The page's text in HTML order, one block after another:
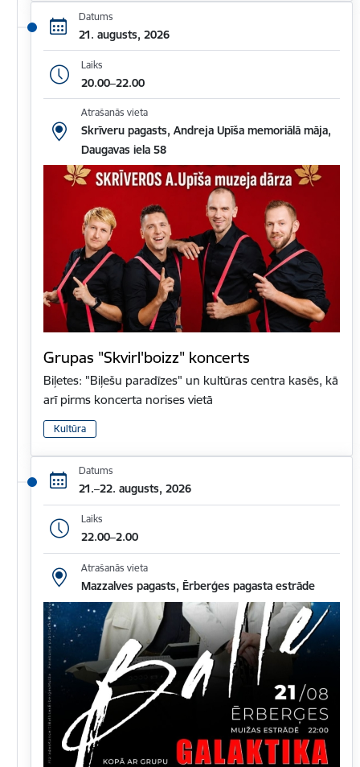
Datums
21. augusts, 2026
Laiks
20.00–22.00
Atrašanās vieta
Skrīveru pagasts, Andreja Upīša memoriālā māja,
Daugavas iela 58
Grupas "Skvirl'boizz" koncerts
Biļetes: "Biļešu paradīzes" un kultūras centra kasēs, kā
arī pirms koncerta norises vietā
Kultūra
Datums
21.–22. augusts, 2026
Laiks
22.00–2.00
Atrašanās vieta
Mazzalves pagasts, Ērberģes pagasta estrāde